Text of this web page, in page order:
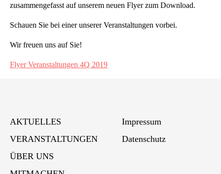
zusammengefasst auf unserem neuen Flyer zum Download.
Schauen Sie bei einer unserer Veranstaltungen vorbei.
Wir freuen uns auf Sie!
Flyer Veranstaltungen 4Q 2019
AKTUELLES
VERANSTALTUNGEN
ÜBER UNS
Impressum
Datenschutz